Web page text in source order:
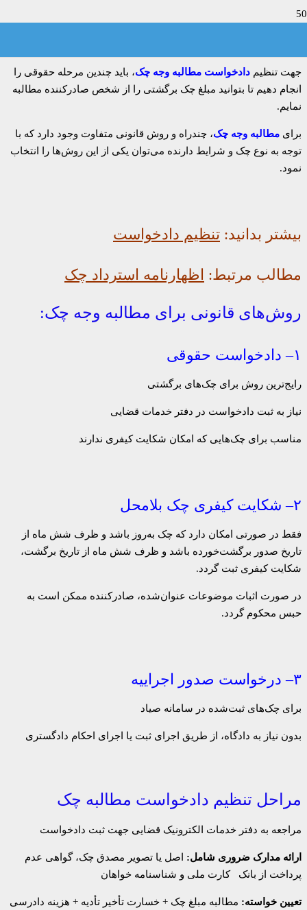
جهت تنظیم دادخواست مطالبه وجه چک، باید چندین مرحله حقوقی را
انجام دهیم تا بتوانید مبلغ چک برگشتی را از شخص صادرکننده مطالبه
نمایم.
برای مطالبه وجه چک، چندراه و روش قانونی متفاوت وجود دارد که با
توجه به نوع چک و شرایط دارنده می‌توان یکی از این روش‌ها را انتخاب
نمود.
بیشتر بدانید: تنظیم دادخواست
مطالب مرتبط: اظهارنامه استرداد چک
روش‌های قانونی برای مطالبه وجه چک:
۱– دادخواست حقوقی
رایج‌ترین روش برای چک‌های برگشتی
نیاز به ثبت دادخواست در دفتر خدمات قضایی
مناسب برای چک‌هایی که امکان شکایت کیفری ندارند
۲– شکایت کیفری چک بلامحل
فقط در صورتی امکان دارد که چک به‌روز باشد و ظرف شش ماه از
تاریخ صدور برگشت‌خورده باشد و ظرف شش ماه از تاریخ برگشت،
شکایت کیفری ثبت گردد.
در صورت اثبات موضوعات عنوان‌شده، صادرکننده ممکن است به
حبس محکوم گردد.
۳– درخواست صدور اجراییه
برای چک‌های ثبت‌شده در سامانه صیاد
بدون نیاز به دادگاه، از طریق اجرای ثبت یا اجرای احکام دادگستری
مراحل تنظیم دادخواست مطالبه چک
مراجعه به دفتر خدمات الکترونیک قضایی جهت ثبت دادخواست
ارائه مدارک ضروری شامل: اصل یا تصویر مصدق چک، گواهی عدم
پرداخت از بانک کارت ملی و شناسنامه خواهان
تعیین خواسته: مطالبه مبلغ چک + خسارت تأخیر تأدیه + هزینه دادرسی